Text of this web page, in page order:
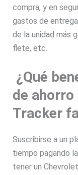
compra, y en
gastos de
de la unidad más
flete, etc.
¿Qué
de
Tracker
Suscribirse a un
tiempo pagando
tener un